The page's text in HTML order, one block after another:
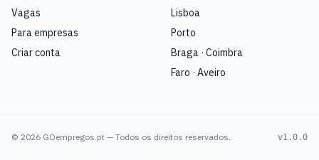
Vagas
Para empresas
Criar conta
Lisboa
Porto
Braga · Coimbra
Faro · Aveiro
© 2026 GOempregos.pt — Todos os direitos reservados. v1.0.0